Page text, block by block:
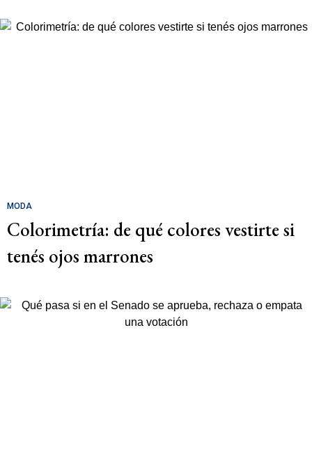
MODA
Colorimetría: de qué colores vestirte si
tenés ojos marrones